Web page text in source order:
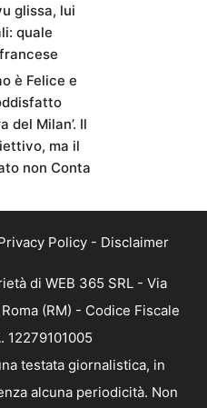
glissa, lui
quale
è Felice e
del Milan’. Il
ma il
non Conta
Policy - Disclaimer
di WEB 365 SRL - Via
(RM) - Codice Fiscale
12279101005
testata giornalistica, in
alcuna periodicità. Non